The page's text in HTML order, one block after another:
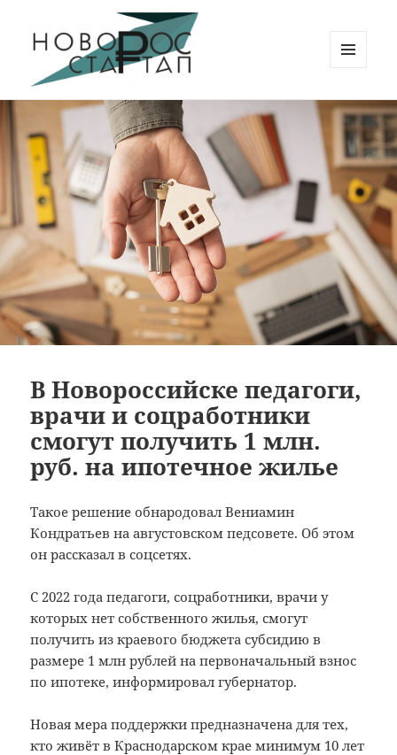
Новорос Стартап
ВИДЖЕТЫ
В Новороссийске педагоги,
врачи и соцработники
смогут получить 1 млн.
руб. на ипотечное жилье
Такое решение обнародовал Вениамин
Кондратьев на августовском педсовете. Об этом
он рассказал в соцсетях.
С 2022 года педагоги, соцработники, врачи у
которых нет собственного жилья, смогут
получить из краевого бюджета субсидию в
размере 1 млн рублей на первоначальный взнос
по ипотеке, информировал губернатор.
Новая мера поддержки предназначена для тех,
кто живёт в Краснодарском крае минимум 10 лет